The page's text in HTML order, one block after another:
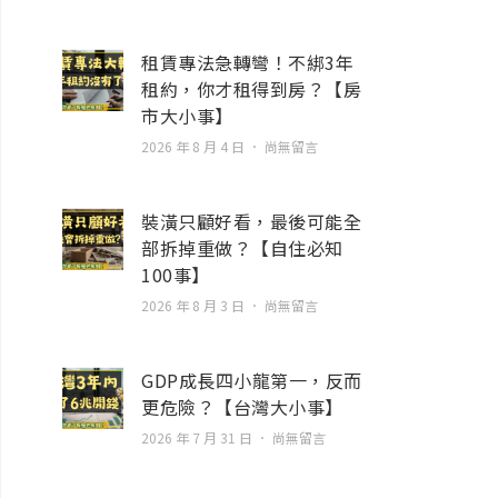
租賃專法急轉彎！不綁3年
租約，你才租得到房？【房
市大小事】
2026 年 8 月 4 日 尚無留言
裝潢只顧好看，最後可能全
部拆掉重做？【自住必知
100事】
2026 年 8 月 3 日 尚無留言
GDP成長四小龍第一，反而
更危險？【台灣大小事】
2026 年 7 月 31 日 尚無留言